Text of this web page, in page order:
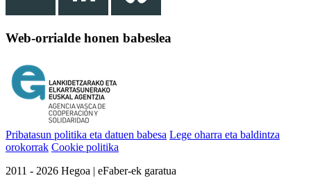
Web-orrialde honen babeslea
Pribatasun politika eta datuen babesa Lege oharra eta baldintza
orokorrak Cookie politika
2011 - 2026 Hegoa | eFaber-ek garatua